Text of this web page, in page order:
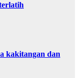
kakitangan dan